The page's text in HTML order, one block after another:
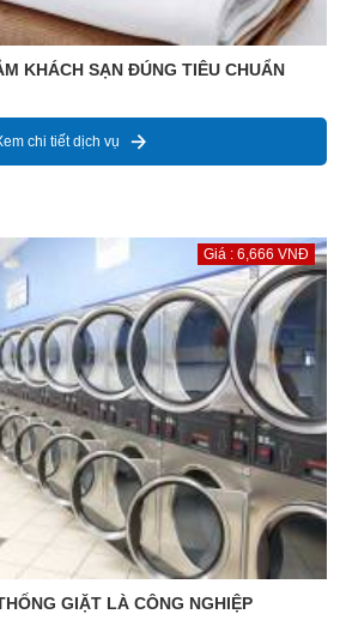
KHÁCH SẠN ĐÚNG TIÊU CHUẨN
chi tiết dịch vụ
Giá : 6,666 VNĐ
GIẶT LÀ CÔNG NGHIỆP